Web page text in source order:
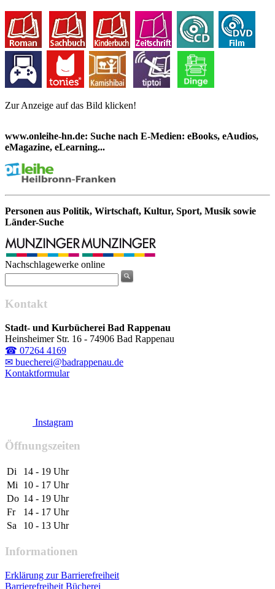
Zur Anzeige auf das Bild klicken!
www.onleihe-hn.de: Suche nach E-Medien: eBooks, eAudios,
eMagazine, eLearning...
Personen aus Politik, Wirtschaft, Kultur, Sport, Musik sowie
Länder-Suche
Nachschlagewerke online
Kontakt
Stadt- und Kurbücherei Bad Rappenau
Heinsheimer Str. 16 - 74906 Bad Rappenau
☎ 07264 4169
✉ buecherei@badrappenau.de
Kontaktformular
Instagram
Öffnungszeiten
Di
14 - 19 Uhr
Mi
10 - 17 Uhr
Do 14 - 19 Uhr
Fr
14 - 17 Uhr
Sa
10 - 13 Uhr
Informationen
Erklärung zur Barrierefreiheit
Barrierefreiheit Bücherei